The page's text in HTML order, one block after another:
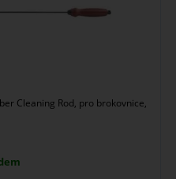
Cleaning Rod, pro brokovnice,